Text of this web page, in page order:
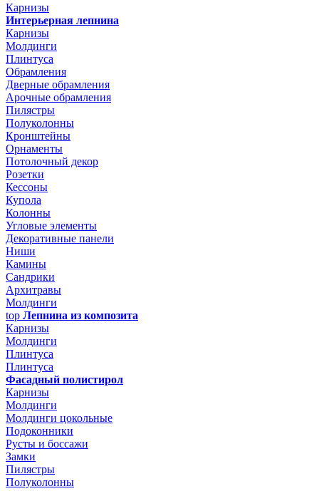
Карнизы
Интерьерная лепнина
Карнизы
Молдинги
Плинтуса
Обрамления
Дверные обрамления
Арочные обрамления
Пилястры
Полуколонны
Кронштейны
Орнаменты
Потолочный декор
Розетки
Кессоны
Купола
Колонны
Угловые элементы
Декоративные панели
Ниши
Камины
Сандрики
Архитравы
Молдинги
top Лепнина из композита
Карнизы
Молдинги
Плинтуса
Плинтуса
Фасадный полистирол
Карнизы
Молдинги
Молдинги цокольные
Подоконники
Русты и боссажи
Замки
Пилястры
Полуколонны